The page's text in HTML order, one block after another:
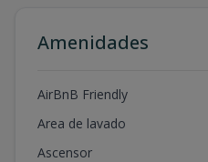
Amenidades
AirBnB Friendly
Area de lavado
Ascensor